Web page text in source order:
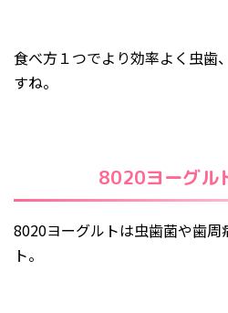
食べ方１つでより効率よく虫歯
すね。
8020ヨーグル
8020ヨーグルトは虫歯菌や歯
ト。